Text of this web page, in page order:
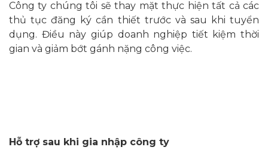
Công ty chúng tôi sẽ thay mặt thực hiện tất cả các
thủ tục đăng ký cần thiết trước và sau khi tuyển
dụng. Điều này giúp doanh nghiệp tiết kiệm thời
gian và giảm bớt gánh nặng công việc.
Hỗ trợ sau khi gia nhập công ty